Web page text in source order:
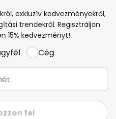
exkluzív kedvezményekről,
trendekről. Regisztráljon
15% kedvezményt!
Cég
fel